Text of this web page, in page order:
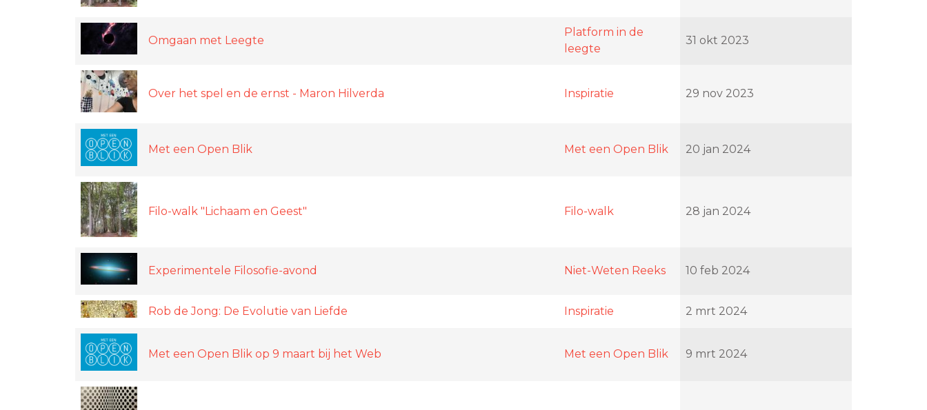
Omgaan met Leegte
Platform in de
leegte
31 okt 2023
Over het spel en de ernst - Maron Hilverda Inspiratie 29 nov 2023
Met een Open Blik Met een Open Blik 20 jan 2024
Filo-walk "Lichaam en Geest" Filo-walk 28 jan 2024
Experimentele Filosofie-avond Niet-Weten Reeks 10 feb 2024
Rob de Jong: De Evolutie van Liefde Inspiratie 2 mrt 2024
Met een Open Blik op 9 maart bij het Web Met een Open Blik 9 mrt 2024